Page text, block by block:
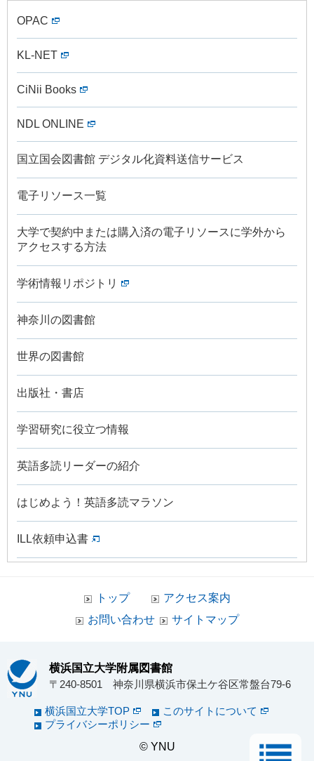
OPAC
KL-NET
CiNii Books
NDL ONLINE
国立国会図書館 デジタル化資料送信サービス
電子リソース一覧
大学で契約中または購入済の電子リソースに学外から
アクセスする方法
学術情報リポジトリ
神奈川の図書館
世界の図書館
出版社・書店
学習研究に役立つ情報
英語多読リーダーの紹介
はじめよう！英語多読マラソン
ILL依頼申込書
トップ
アクセス案内
お問い合わせ
サイトマップ
横浜国立大学附属図書館
〒240-8501 神奈川県横浜市保土ケ谷区常盤台79-6
横浜国立大学TOP
このサイトについて
プライバシーポリシー
© YNU